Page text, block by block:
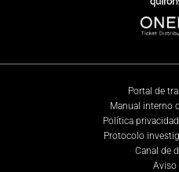
Portal de
Manual interno
Política
Protocolo
Canal de
Aviso